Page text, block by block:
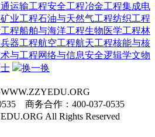
运输工程安全工程冶金工程集成电
矿业工程石油与天然气工程纺织工程
程船舶与海洋工程生物医学工程林
兵器工程航空工程航天工程核能与核
与工程网络与信息安全逻辑学文物
换一换
商务合作：400-037-0535
All Rights Reserved